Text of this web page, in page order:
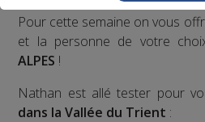
Pour cette semaine on vous
et la personne de votre
ALPES !
Nathan est allé tester pour
dans la Vallée du Trient :